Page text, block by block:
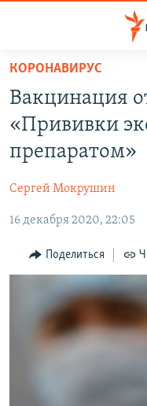
Вернуться
основному
содержанию
Вернутся
главной
навигации
Вернутся
поиску
СПЕЦПРОЕКТЫ
11 ЛЕТ ОККУПАЦИИ
ВОДА
ЕЩЕ
ИНТЕРАКТИВ
ИНФОГРАФИКА
ТЕЛЕПРОЕКТ
СОВЕТЫ
ПРОПАВШИЕ БЕЗ ВЕСТИ
РАДІО СВОБОДА
КАК ОБОЙТИ
Українською
Qırımtatar
КОРОНАВИРУС
Вакцинация
«Прививки
препаратом»
Сергей Мокрушин
16 декабря 2020, 22:05
Поделиться